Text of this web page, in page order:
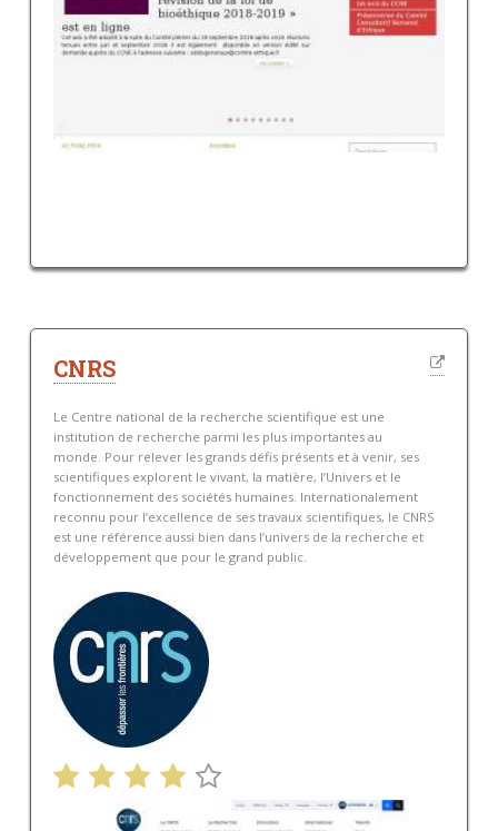
CNRS
Le Centre national de la recherche scientifique est une
institution de recherche parmi les plus importantes au
monde. Pour relever les grands défis présents et à venir, ses
scientifiques explorent le vivant, la matière, l’Univers et le
fonctionnement des sociétés humaines. Internationalement
reconnu pour l’excellence de ses travaux scientifiques, le CNRS
est une référence aussi bien dans l’univers de la recherche et
développement que pour le grand public.